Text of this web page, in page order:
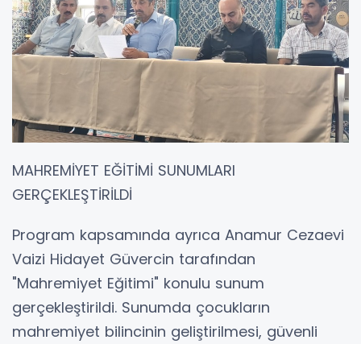
MAHREMİYET EĞİTİMİ SUNUMLARI
GERÇEKLEŞTİRİLDİ
Program kapsamında ayrıca Anamur Cezaevi
Vaizi Hidayet Güvercin tarafından
"Mahremiyet Eğitimi" konulu sunum
gerçekleştirildi. Sunumda çocukların
mahremiyet bilincinin geliştirilmesi, güvenli